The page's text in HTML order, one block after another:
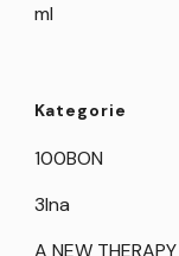
ml
Kategorie
100BON
3Ina
A NEW THERAPY